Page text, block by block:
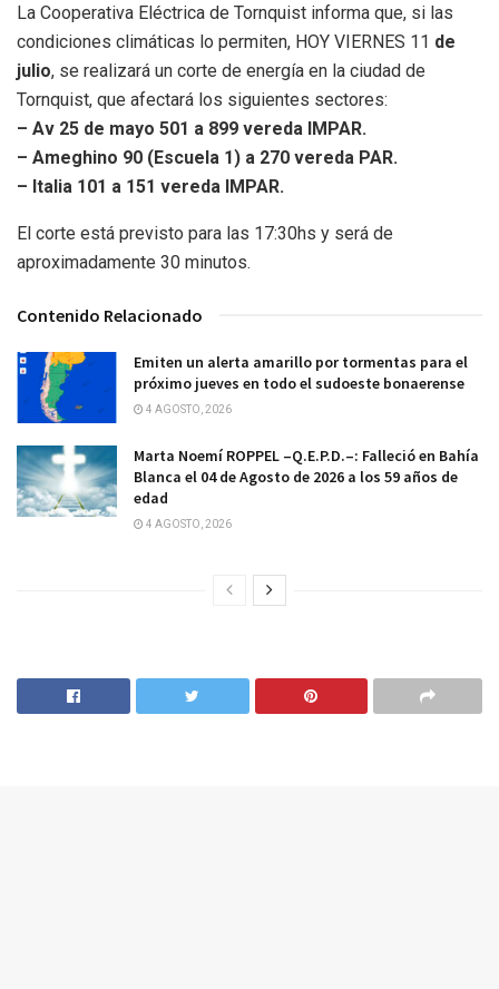
La Cooperativa Eléctrica de Tornquist informa que, si las
condiciones climáticas lo permiten, HOY VIERNES 11 de
julio, se realizará un corte de energía en la ciudad de
Tornquist, que afectará los siguientes sectores:
– Av 25 de mayo 501 a 899 vereda IMPAR.
– Ameghino 90 (Escuela 1) a 270 vereda PAR.
– Italia 101 a 151 vereda IMPAR.
El corte está previsto para las 17:30hs y será de
aproximadamente 30 minutos.
Contenido Relacionado
Emiten un alerta amarillo por tormentas para el
próximo jueves en todo el sudoeste bonaerense
4 AGOSTO, 2026
Marta Noemí ROPPEL –Q.E.P.D.–: Falleció en Bahía
Blanca el 04 de Agosto de 2026 a los 59 años de
edad
4 AGOSTO, 2026